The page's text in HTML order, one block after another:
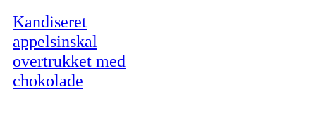
Kandiseret
appelsinskal
overtrukket med
chokolade